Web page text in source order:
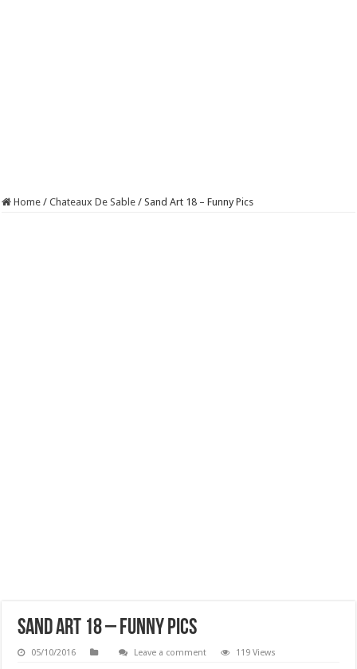
Home / Chateaux De Sable / Sand Art 18 – Funny Pics
Sand Art 18 – Funny Pics
05/10/2016 Leave a comment 119 Views